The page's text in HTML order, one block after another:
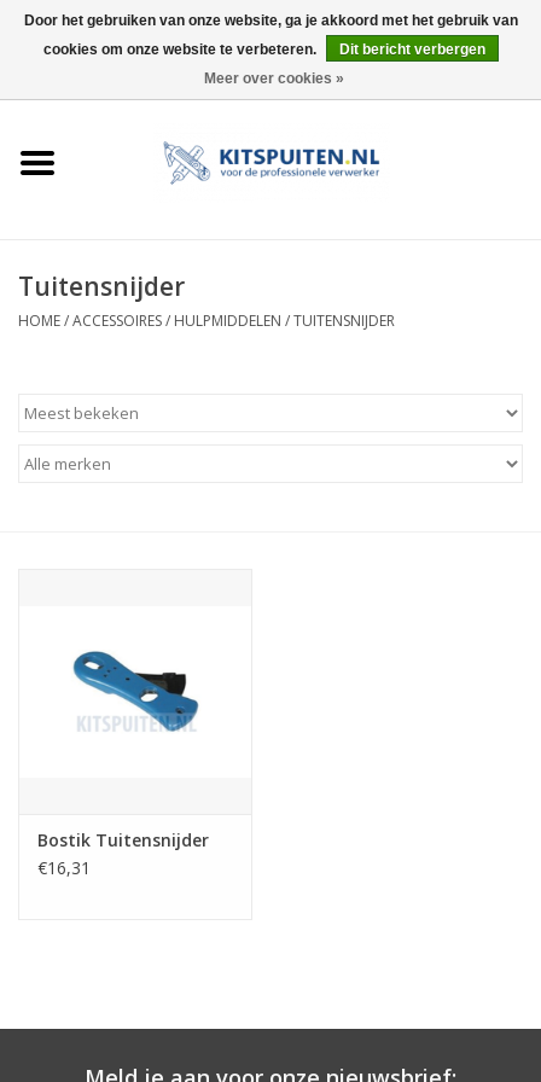
0 Artikelen - €0,00
ELEKTRISCH
LUCHTDRUK
Tuitensnijder
HOME/ACCESSOIRES/ HULPMIDDELEN /TUITENSNIJDER
Bostik Tuitensnijder
€16,31
Door het gebruiken van onze website, ga je akkoord met het gebruik van
cookies om onze website te verbeteren.
Dit bericht verbergen
Meer over cookies »